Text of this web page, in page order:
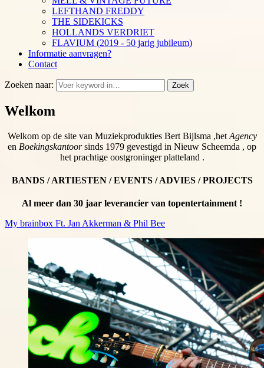
LEFTHAND FREDDY
THE SIDEKICKS
HOLLANDS VERDRIET
FLAVIUM (2019 - 50 jarig jubileum)
Informatie aanvragen?
Contact
Zoeken naar: Zoek
Welkom
Welkom op de site van Muziekprodukties Bert Bijlsma ,het Agency
en Boekingskantoorsinds 1979 gevestigd in Nieuw Scheemda , op
het prachtige oostgroninger platteland .
BANDS / ARTIESTEN / EVENTS / ADVIES / PROJECTS
Al meer dan 30 jaar leverancier van topentertainment !
My brainbox Ft. Jan Akkerman & Phil Bee